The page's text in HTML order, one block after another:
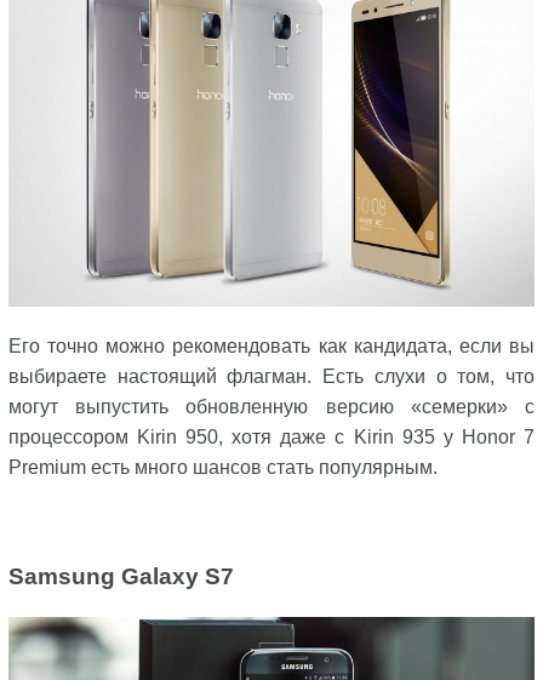
Его точно можно рекомендовать как кандидата, если вы
выбираете настоящий флагман. Есть слухи о том, что
могут выпустить обновленную версию «семерки» с
процессором Kirin 950, хотя даже с Kirin 935 у Honor 7
Premium есть много шансов стать популярным.
Samsung Galaxy S7